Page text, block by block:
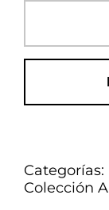
Categorías:
Colección